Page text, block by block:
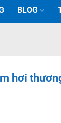
BLOG
hơi